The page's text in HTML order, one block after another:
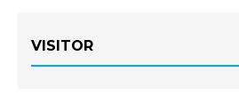
VISITOR